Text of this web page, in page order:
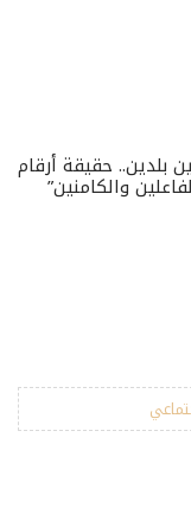
بلدين.. حقيقة أرقام
والكامنين”